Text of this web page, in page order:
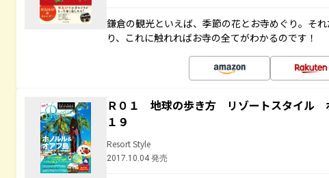
鎌倉の観光といえば、季節の花とお寺めぐり。そ
り、これに触れればお寺の全てがわかるのです！
Ｒ０１ 地球の歩き方 リゾートスタイル
１９
Resort Style
2017.10.04 発売